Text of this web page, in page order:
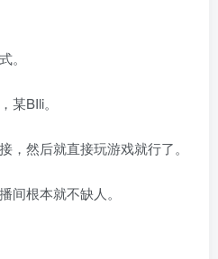
。
某BIli。
，然后就直接玩游戏就行了。
间根本就不缺人。